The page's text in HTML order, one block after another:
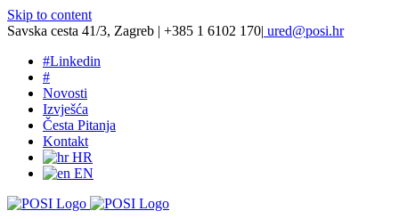
Skip to content
Savska cesta 41/3, Zagreb | +385 1 6102 170| ured@posi.hr
#Linkedin
#
Novosti
Izvješća
Česta Pitanja
Kontakt
HR
EN